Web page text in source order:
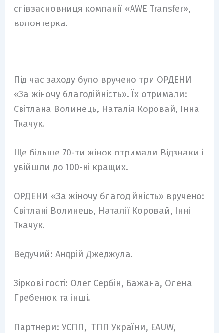
співзасновниця компанії «AWE Transfer»,
волонтерка.
Під час заходу було вручено три ОРДЕНИ
«За жіночу благодійність». Їх отримали:
Світлана Волинець, Наталія Коровай, Інна
Ткачук.
Ще більше 70-ти жінок отримали Відзнаки і
увійшли до 100-ні кращих.
ОРДЕНИ «За жіночу благодійність» вручено:
Світлані Волинець, Наталії Коровай, Інні
Ткачук.
Ведучий: Андрій Джеджула.
Зіркові гості: Олег Сербін, Бажана, Олена
Гребенюк та інші.
Партнери: УСПП, ТПП України, EAUW,